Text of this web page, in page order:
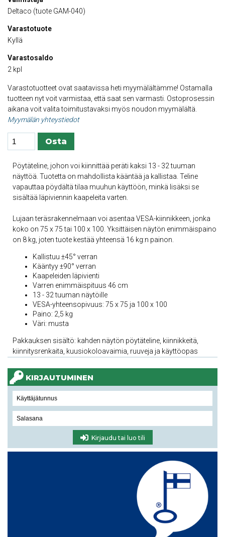
Deltaco (tuote GAM-040)
Varastotuote
Kyllä
Varastosaldo
2 kpl
Varastotuotteet ovat saatavissa heti myymälältämme! Ostamalla
tuotteen nyt voit varmistaa, että saat sen varmasti. Ostoprosessin
aikana voit valita toimitustavaksi myös noudon myymälältä.
Myymälän yhteystiedot
Pöytäteline, johon voi kiinnittää peräti kaksi 13 - 32 tuuman
näyttöä. Tuotetta on mahdollista kääntää ja kallistaa. Teline
vapauttaa pöydältä tilaa muuhun käyttöön, minkä lisäksi se
sisältää läpiviennin kaapeleita varten.
Lujaan teräsrakennelmaan voi asentaa VESA-kiinnikkeen, jonka
koko on 75 x 75 tai 100 x 100. Yksittäisen näytön enimmäispaino
on 8 kg, joten tuote kestää yhteensä 16 kg:n painon.
Kallistuu ±45° verran
Kääntyy ±90° verran
Kaapeleiden läpivienti
Varren enimmäispituus 46 cm
13 - 32 tuuman näytöille
VESA-yhteensopivuus: 75 x 75 ja 100 x 100
Paino: 2,5 kg
Väri: musta
Pakkauksen sisältö: kahden näytön pöytäteline, kiinnikkeitä,
kiinnitysrenkaita, kuusiokoloavaimia, ruuveja ja käyttöopas
KIRJAUTUMINEN
Kirjaudu tai luo tili